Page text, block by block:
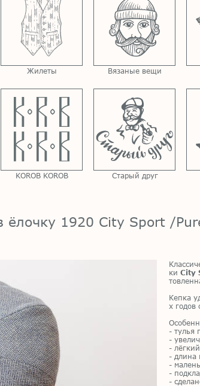
Жилеты Вязаные вещи
KOROB KOROB Старый друг
ёлочку 1920 City Sport /
ки City
Кеп­ка
х го­дов
- ту­лья
-
-
- дли­на
-
-
-